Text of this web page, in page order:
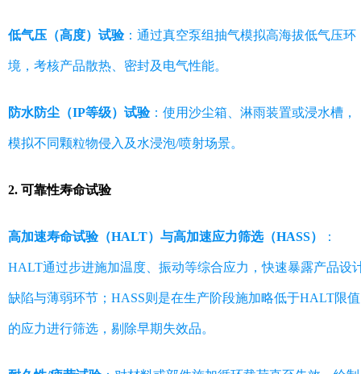
低气压（高度）试验：通过真空泵组抽气模拟高海拔低气压环
境，考核产品散热、密封及电气性能。
防水防尘（IP等级）试验：使用沙尘箱、淋雨装置或浸水槽，
模拟不同颗粒物侵入及水浸泡/喷射场景。
2. 可靠性寿命试验
高加速寿命试验（HALT）与高加速应力筛选（HASS） ：
HALT通过步进施加温度、振动等综合应力，快速暴露产品设
缺陷与薄弱环节；HASS则是在生产阶段施加略低于HALT限值
的应力进行筛选，剔除早期失效品。